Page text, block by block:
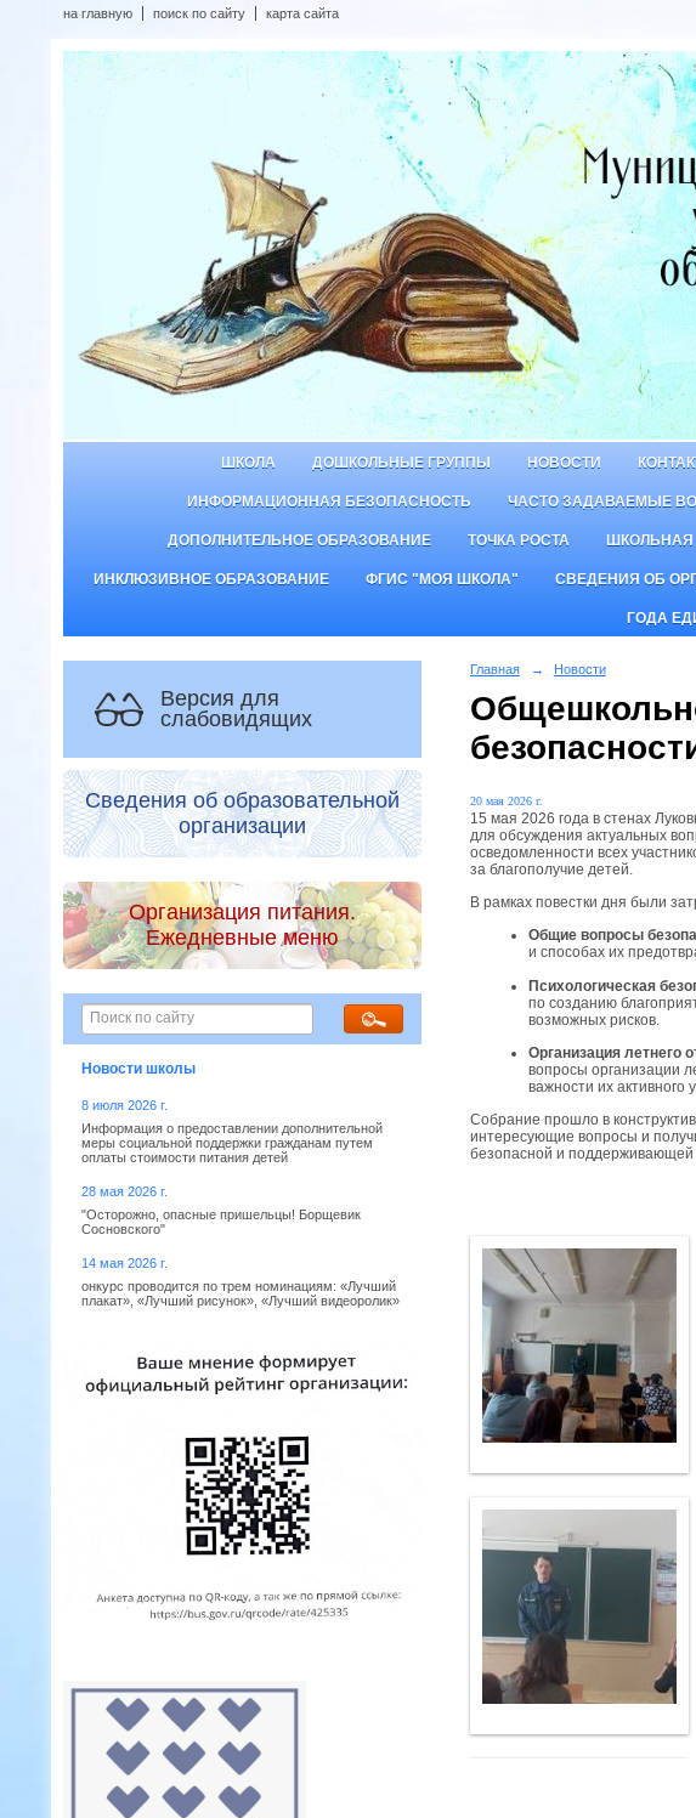
на главную поиск по сайту карта сайта
ШКОЛА ДОШКОЛЬНЫЕ ГРУППЫ НОВОСТИ
ИНФОРМАЦИОННАЯ БЕЗОПАСНОСТЬ ЧАСТО ЗАДАВАЕМЫЕ
ДОПОЛНИТЕЛЬНОЕ ОБРАЗОВАНИЕ ТОЧКА РОСТА
ИНКЛЮЗИВНОЕ ОБРАЗОВАНИЕ ФГИС "МОЯ ШКОЛА" СВЕДЕНИЯ ОБ
ГОДА
Версия для
слабовидящих
Сведения об образовательной
организации
Организация питания.
Ежедневные меню
Новости школы
8 июля 2026 г.
Информация о предоставлении дополнительной
меры социальной поддержки гражданам путем
оплаты стоимости питания детей
28 мая 2026 г.
"Осторожно, опасные пришельцы! Борщевик
Сосновского"
14 мая 2026 г.
онкурс проводится по трем номинациям: «Лучший
плакат», «Лучший рисунок», «Лучший видеоролик»
Главная → Новости
20 мая 2026 г.
15 мая 2026 года в стенах
для обсуждения актуальных
осведомленности всех
за благополучие детей.
В рамках повестки дня были
Общие вопросы
и способах их
Психологическая
по созданию
возможных рисков.
Организация летнего
вопросы организации
важности их активного
Собрание прошло в
интересующие вопросы и
безопасной и